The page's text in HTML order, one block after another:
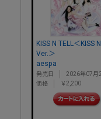
KISS N TELL＜KISS
Ver.＞
aespa
発売日
2026年07月
価格
￥2,200